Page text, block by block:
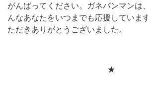
がんばってください。ガネパンマンは
んなあなたをいつまでも応援していま
ただきありがとうございました。
★